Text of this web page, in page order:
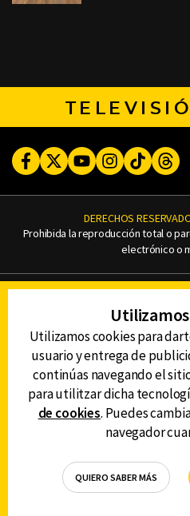
FacebookTwitterYoutubeInstagram
TikTok
DERECHOS
Prohibida la reproducción total o
electrónico o
AVISO DE
AVISO
DEFENSORÍA DE
DESCARGA LA
Utilizamos cookies para
usuario y entrega de
continúas navegando el
para utilitzar dicha
de cookies. Puedes
navegador
QUIERO SABER MÁS